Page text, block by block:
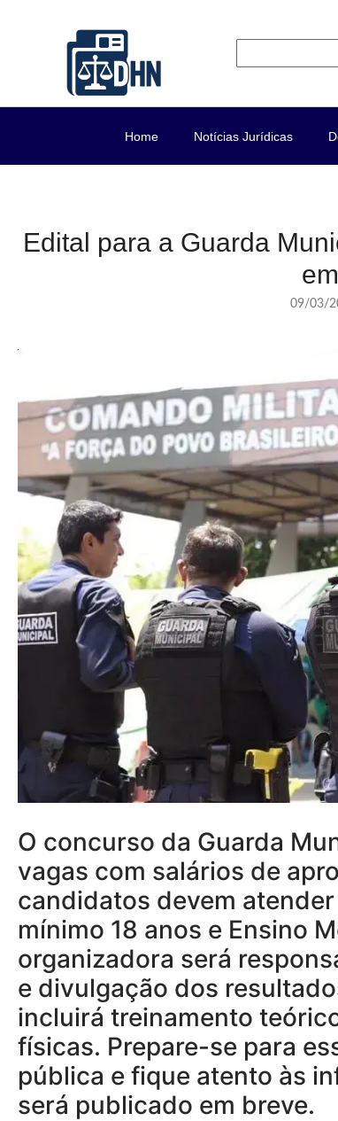
Home Notícias Jurídicas
Edital para a Guarda
09/03/
O concurso da Guarda
vagas com salários de
candidatos devem
mínimo 18 anos e Ensino
organizadora será
e divulgação dos
incluirá treinamento
físicas. Prepare-se para
pública e fique atento às
será publicado em breve.